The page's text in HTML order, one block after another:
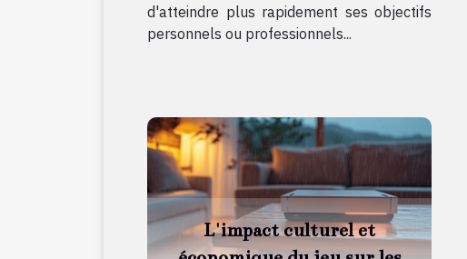
d'atteindre plus rapidement ses objectifs
personnels ou professionnels...
L'impact culturel et